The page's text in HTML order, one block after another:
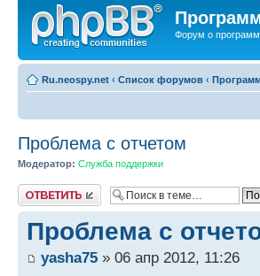
Форум о
Ru.neospy.net ‹ Список форумов ‹
Проблема с отчетом
Модератор: Служба поддержки
Ответить
Проблема с
yasha75 » 06 апр 2012, 11:26